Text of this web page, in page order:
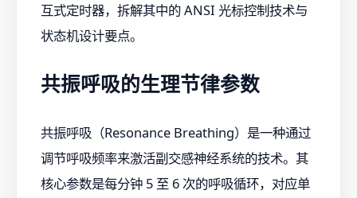
互式定时器，拆解其中的 ANSI 光标控制技术与
状态机设计要点。
共振呼吸的生理节律参数
共振呼吸（Resonance Breathing）是一种通过
调节呼吸频率来激活副交感神经系统的技术。其
核心参数是每分钟 5 至 6 次的呼吸循环，对应单